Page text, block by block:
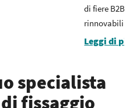
di fiere B2B
rinnovabili.
Leggi di più
specialista
fissaggio